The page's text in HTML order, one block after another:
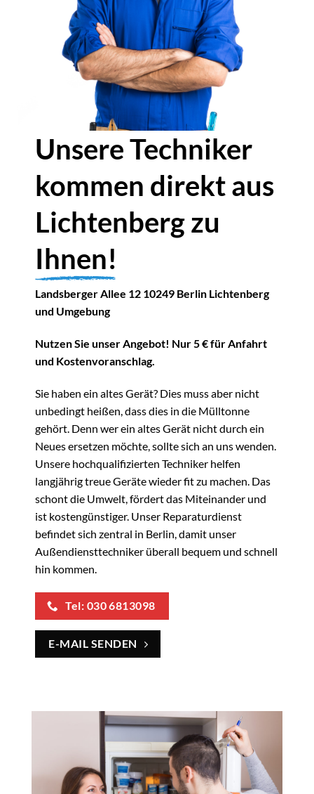
Unsere Techniker
kommen direkt aus
Lichtenberg zu
Ihnen!
Landsberger Allee 12 10249 Berlin Lichtenberg
und Umgebung
Nutzen Sie unser Angebot! Nur 5 € für Anfahrt
und Kostenvoranschlag.
Sie haben ein altes Gerät? Dies muss aber nicht
unbedingt heißen, dass dies in die Mülltonne
gehört. Denn wer ein altes Gerät nicht durch ein
Neues ersetzen möchte, sollte sich an uns wenden.
Unsere hochqualifizierten Techniker helfen
langjährig treue Geräte wieder fit zu machen. Das
schont die Umwelt, fördert das Miteinander und
ist kostengünstiger. Unser Reparaturdienst
befindet sich zentral in Berlin, damit unser
Außendiensttechniker überall bequem und schnell
hin kommen.
Tel: 030 6813098
E-MAIL SENDEN